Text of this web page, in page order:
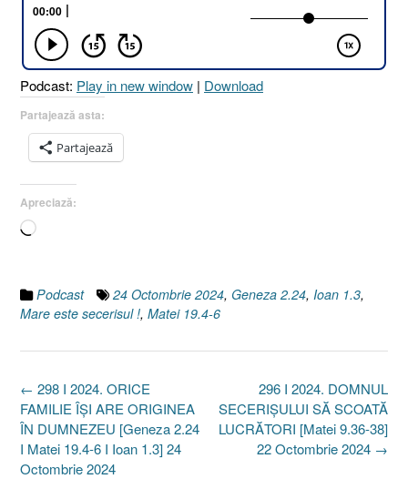
Podcast: Play in new window | Download
Partajează asta:
Partajează
Apreciază:
Încarc...
Podcast 24 Octombrie 2024, Geneza 2.24, Ioan 1.3,
Mare este secerisul !, Matei 19.4-6
Post
navigation
296 I 2024. DOMNUL
SECERIȘULUI SĂ SCOATĂ
LUCRĂTORI [Matei 9.36-38]
22 Octombrie 2024 →
← 298 I 2024. ORICE
FAMILIE ÎȘI ARE ORIGINEA
ÎN DUMNEZEU [Geneza 2.24
I Matei 19.4-6 I Ioan 1.3] 24
Octombrie 2024